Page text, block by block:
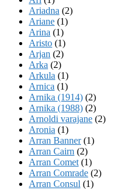
Ariadna (2)
Ariane (1)
Arina (1)
Aristo (1)
Arjan (2)
Arka (2)
Arkula (1)
Arnica (1)
Arnika (1914) (2)
Arnika (1988) (2)
Arnoldi varajane (2)
Aronia (1)
Arran Banner(1)
Arran Cairn (2)
Arran Comet (1)
Arran Comrade (2)
Arran Consul (1)